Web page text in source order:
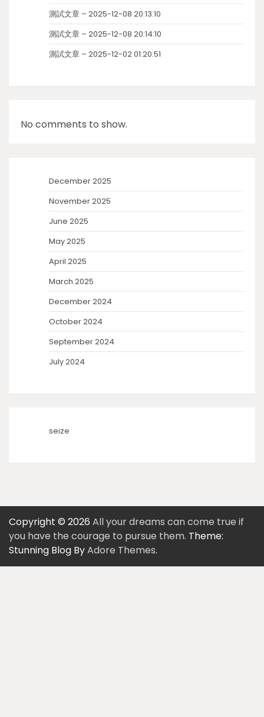
測試文章 – 2025-12-08 20:13:10
測試文章 – 2025-12-08 20:14:10
測試文章 – 2025-12-02 01:20:51
No comments to show.
December 2025
November 2025
June 2025
May 2025
April 2025
March 2025
December 2024
October 2024
September 2024
July 2024
seize
Copyright © 2026 All your dreams can come true if
you have the courage to pursue them. Theme:
Stunning Blog ByAdore Themes.